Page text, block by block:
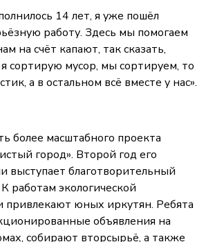
14 лет, я уже пошёл
работу. Здесь мы помогаем
на счёт капают, так сказать,
сортирую мусор, мы сортируем, то
а в остальном всё вместе у нас».
более масштабного проекта
город». Второй год его
выступает благотворительный
работам экологической
привлекают юных иркутян. Ребята
объявления на
собирают вторсырьё, а также